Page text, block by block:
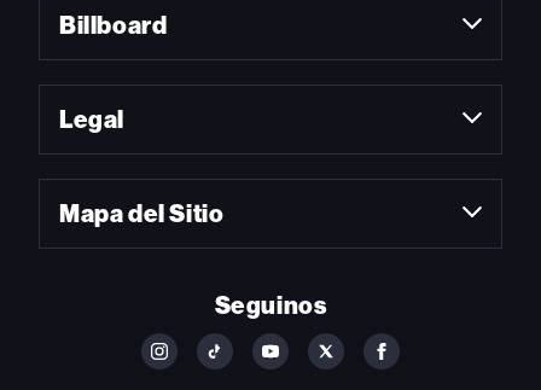
Billboard
Legal
Mapa del Sitio
Seguinos
FOLLOWFOLLOWFOLLOWFOLLOWFOLLOW